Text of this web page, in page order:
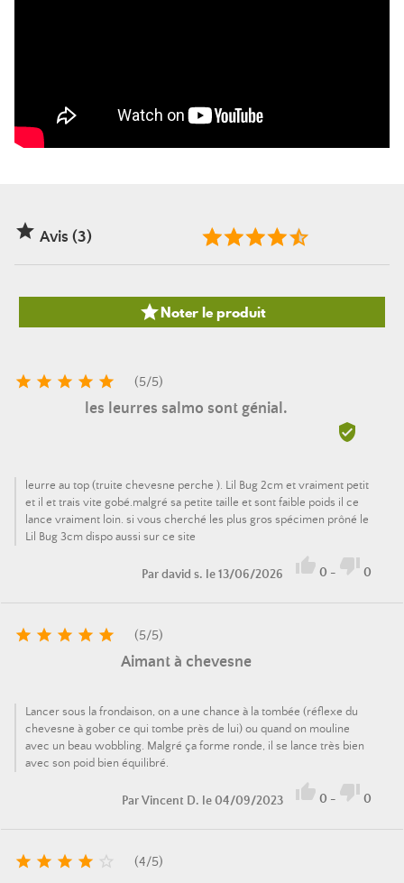
 Avis (3)
Noter le produit
     (5/5)
les leurres salmo sont génial.

leurre au top (truite chevesne perche ). Lil Bug 2cm et vraiment petit
et il et trais vite gobé.malgré sa petite taille et sont faible poids il ce
lance vraiment loin. si vous cherché les plus gros spécimen prôné le
Lil Bug 3cm dispo aussi sur ce site
Pardavid s. le 13/06/2026  0 -  0
     (5/5)
Aimant à chevesne
Lancer sous la frondaison, on a une chance à la tombée (réflexe du
chevesne à gober ce qui tombe près de lui) ou quand on mouline
avec un beau wobbling. Malgré ça forme ronde, il se lance très bien
avec son poid bien équilibré.
ParVincent D. le 04/09/2023  0 -  0
     (4/5)